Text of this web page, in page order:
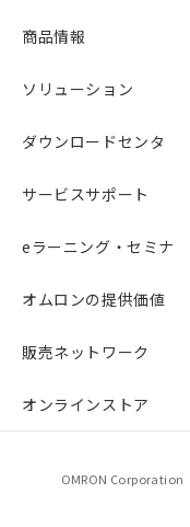
商品情報
ソリューション
ダウンロードセンタ
サービスサポート
eラーニング・セミナ
オムロンの提供価値
販売ネットワーク
オンラインストア
OMRON Corporation